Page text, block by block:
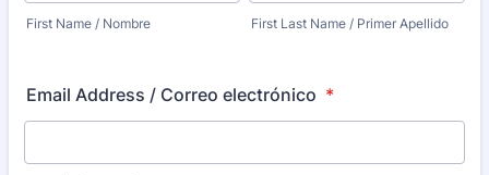
First Name / Nombre First Last Name / Primer Apellido
Email Address / Correo electrónico *